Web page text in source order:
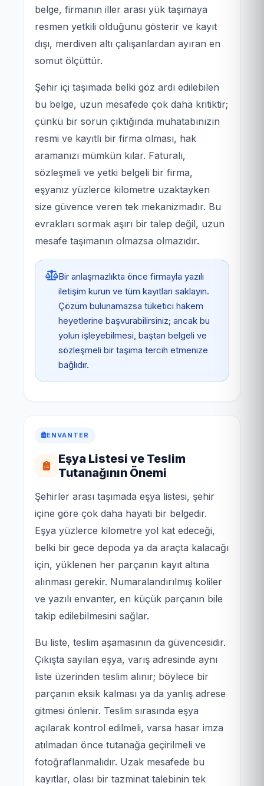
belge, firmanın iller arası yük taşımaya
resmen yetkili olduğunu gösterir ve kayıt
dışı, merdiven altı çalışanlardan ayıran en
somut ölçüttür.
Şehir içi taşımada belki göz ardı edilebilen
bu belge, uzun mesafede çok daha kritiktir;
çünkü bir sorun çıktığında muhatabınızın
resmi ve kayıtlı bir firma olması, hak
aramanızı mümkün kılar. Faturalı,
sözleşmeli ve yetki belgeli bir firma,
eşyanız yüzlerce kilometre uzaktayken
size güvence veren tek mekanizmadır. Bu
evrakları sormak aşırı bir talep değil, uzun
mesafe taşımanın olmazsa olmazıdır.
Bir anlaşmazlıkta önce firmayla yazılı
iletişim kurun ve tüm kayıtları saklayın.
Çözüm bulunamazsa tüketici hakem
heyetlerine başvurabilirsiniz; ancak bu
yolun işleyebilmesi, baştan belgeli ve
sözleşmeli bir taşıma tercih etmenize
bağlıdır.
ENVANTER
Eşya Listesi ve Teslim
Tutanağının Önemi
Şehirler arası taşımada eşya listesi, şehir
içine göre çok daha hayati bir belgedir.
Eşya yüzlerce kilometre yol kat edeceği,
belki bir gece depoda ya da araçta kalacağı
için, yüklenen her parçanın kayıt altına
alınması gerekir. Numaralandırılmış koliler
ve yazılı envanter, en küçük parçanın bile
takip edilebilmesini sağlar.
Bu liste, teslim aşamasının da güvencesidir.
Çıkışta sayılan eşya, varış adresinde aynı
liste üzerinden teslim alınır; böylece bir
parçanın eksik kalması ya da yanlış adrese
gitmesi önlenir. Teslim sırasında eşya
açılarak kontrol edilmeli, varsa hasar imza
atılmadan önce tutanağa geçirilmeli ve
fotoğraflanmalıdır. Uzak mesafede bu
kayıtlar, olası bir tazminat talebinin tek